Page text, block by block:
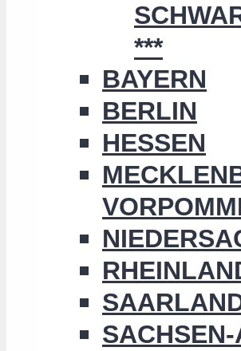
***
BAYERN
BERLIN
HESSEN